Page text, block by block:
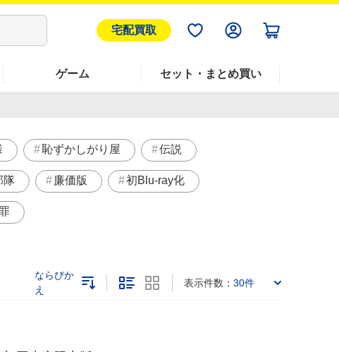
宅配買取
ゲーム セット・まとめ買い
恥ずかしがり屋 伝説
隊 廉価版 初Blu-ray化
ならびか
え
表示件数： 30件